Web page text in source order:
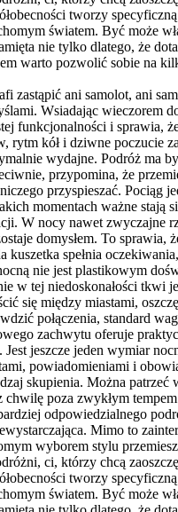
tworzy
światem. Być może
nie tylko dlatego, że
warto pozwolić sobie na
zastąpić ani samolot, ani
Wsiadając wieczorem
funkcjonalności i sprawia,
rytm kół i dziwne
wydajne. Podróż ma
przypomina, że
przyspieszać.
momentach ważne stają
W nocy nawet zwyczajne
domysłem. To
spełnia
nie jest plastikowym
w tej niedoskonałości
się między miastami,
połączenia, standard
zachwytu oferuje
jeszcze jeden wymiar
powiadomieniami i
skupienia. Można
poza zwykłym
odpowiedzialnego
Mimo to
wyborem stylu
ci, którzy chcą
tworzy
światem. Być może